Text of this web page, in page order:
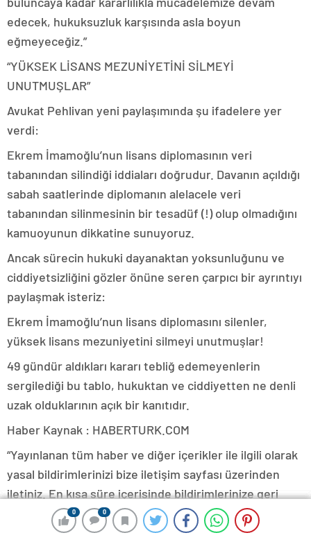
0 0
0 0
0 0
0 0
edecek, hukuksuzluk karşısında asla boyun
eğmeyeceğiz.”
“YÜKSEK LİSANS MEZUNİYETİNİ SİLMEYİ
UNUTMUŞLAR”
Avukat Pehlivan yeni paylaşımında şu ifadelere yer
verdi:
Ekrem İmamoğlu’nun lisans diplomasının veri
tabanından silindiği iddiaları doğrudur. Davanın açıldığı
sabah saatlerinde diplomanın alelacele veri
tabanından silinmesinin bir tesadüf (!) olup olmadığını
kamuoyunun dikkatine sunuyoruz.
Ancak sürecin hukuki dayanaktan yoksunluğunu ve
ciddiyetsizliğini gözler önüne seren çarpıcı bir ayrıntıyı
paylaşmak isteriz:
Ekrem İmamoğlu’nun lisans diplomasını silenler,
yüksek lisans mezuniyetini silmeyi unutmuşlar!
49 gündür aldıkları kararı tebliğ edemeyenlerin
sergilediği bu tablo, hukuktan ve ciddiyetten ne denli
uzak olduklarının açık bir kanıtıdır.
Haber Kaynak : HABERTURK.COM
“Yayınlanan tüm haber ve diğer içerikler ile ilgili olarak
yasal bildirimlerinizi bize iletişim sayfası üzerinden
iletiniz. En kısa süre içerisinde bildirimlerinize geri
dönüş sağlanılacaktır.”